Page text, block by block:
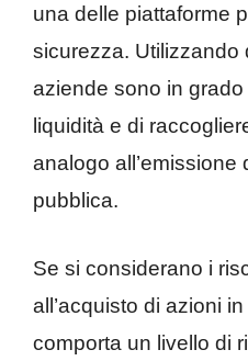
una delle piattaforme
sicurezza. Utilizzando
aziende sono in
liquidità e di
analogo all’emissione
pubblica.
Se si considerano i
all’acquisto di azioni
comporta un livello di